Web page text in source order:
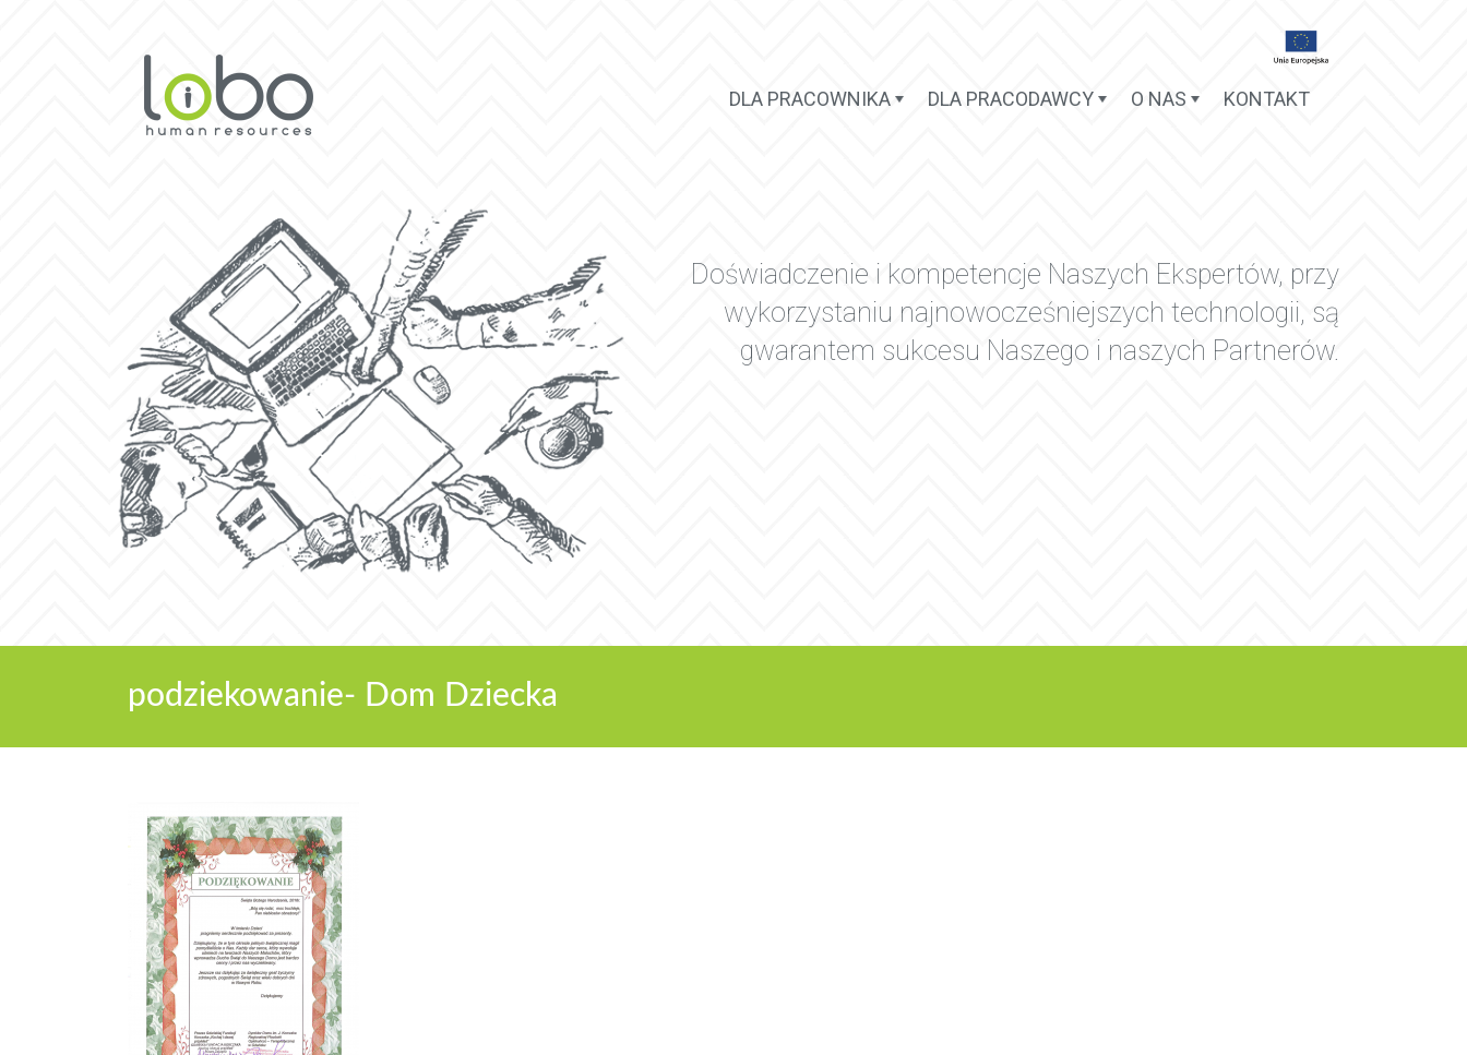
DLA PRACOWNIKA DLA PRACODAWCY O NAS KONTAKT
Doświadczenie i kompetencje Naszych Ekspertów, przy
wykorzystaniu najnowocześniejszych technologii, są
gwarantem sukcesu Naszego i naszych Partnerów.
podziekowanie- Dom Dziecka